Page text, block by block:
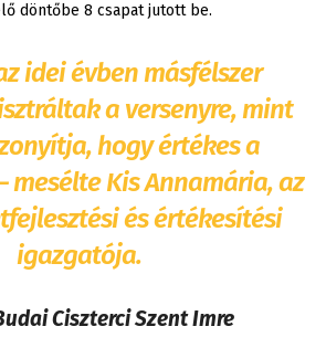
döntőbe 8 csapat jutott be.
idei évben másfélszer
a versenyre, mint
hogy értékes a
mesélte Kis Annamária, az
és értékesítési
igazgatója.
Ciszterci Szent Imre